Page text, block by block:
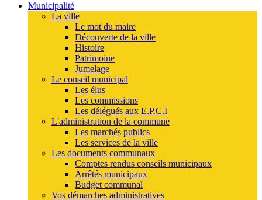
Municipalité
La ville
Le mot du maire
Découverte de la ville
Histoire
Patrimoine
Jumelage
Le conseil municipal
Les élus
Les commissions
Les délégués aux E.P.C.I
L'administration de la commune
Les marchés publics
Les services de la ville
Les documents communaux
Comptes rendus conseils municipaux
Arrêtés municipaux
Budget communal
Vos démarches administratives